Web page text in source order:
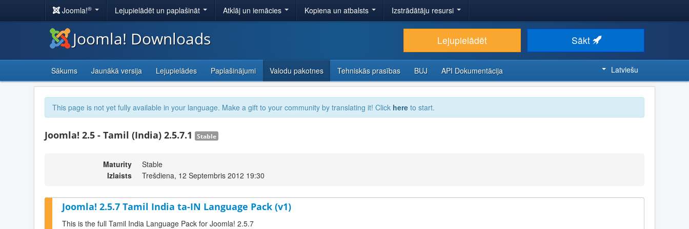
Joomla!® Lejupielādēt un paplašināt Atklāj un iemācies Kopiena un atbalsts Izstrādātāju resursi
Joomla! Downloads Lejupielādēt Sākt
Sākums Jaunākā versija Lejupielādes Paplašinājumi Valodu pakotnes Tehniskās prasības BUJ API Dokumentācija Latviešu
This page is not yet fully available in your language. Make a gift to your community by translating it! Click here to start.
Joomla! 2.5 - Tamil (India) 2.5.7.1 Stable
Maturity
Stable
Izlaists
Trešdiena, 12 Septembris 2012 19:30
Joomla! 2.5.7 Tamil India ta-IN Language Pack (v1)
This is the full Tamil India Language Pack for Joomla! 2.5.7